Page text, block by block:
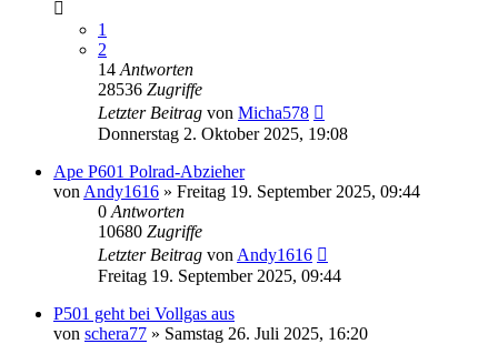
1
2
14 Antworten
28536 Zugriffe
Letzter Beitrag von Micha578
Donnerstag 2. Oktober 2025, 19:08
Ape P601 Polrad-Abzieher
von Andy1616 » Freitag 19. September 2025, 09:44
0 Antworten
10680 Zugriffe
Letzter Beitrag von Andy1616
Freitag 19. September 2025, 09:44
P501 geht bei Vollgas aus
von schera77 » Samstag 26. Juli 2025, 16:20